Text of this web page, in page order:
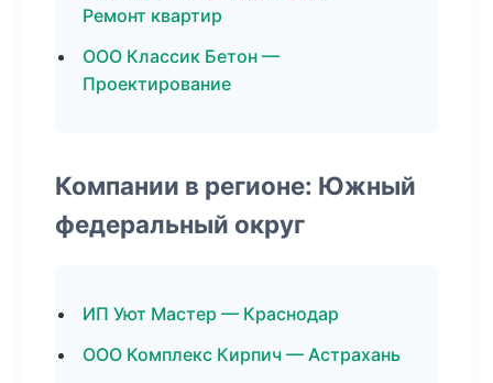
Ремонт квартир
ООО Классик Бетон —
Проектирование
Компании в регионе: Южный
федеральный округ
ИП Уют Мастер — Краснодар
ООО Комплекс Кирпич — Астрахань